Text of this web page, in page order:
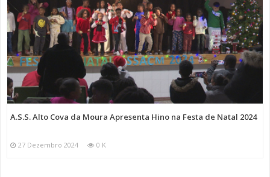
A.S.S. Alto Cova da Moura Apresenta Hino na Festa de Natal 2024
27 Dezembro 2024 0 K